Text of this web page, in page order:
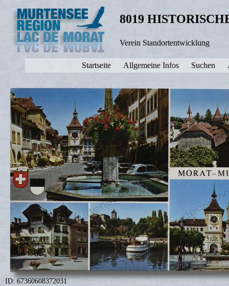
8019
Verein Standortentwicklung
Startseite Allgemeine Infos Suchen
ID: 67360608372031